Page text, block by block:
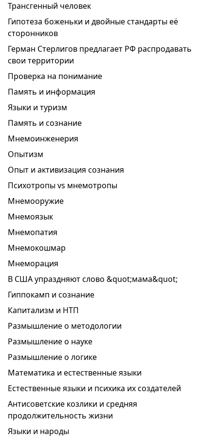
Трансгенный человек
Гипотеза боженьки и двойные стандарты её
сторонников
Герман Стерлигов предлагает РФ распродавать
свои территории
Проверка на понимание
Память и информация
Языки и туризм
Память и сознание
Мнемоинженерия
Опытизм
Опыт и активизация сознания
Психотропы vs мнемотропы
Мнемооружие
Мнемоязык
Мнемопатия
Мнемокошмар
Мнеморация
В США упраздняют слово &quot;мама&quot;
Гиппокамп и сознание
Капитализм и НТП
Размышление о методологии
Размышление о науке
Размышление о логике
Математика и естественные языки
Естественные языки и психика их создателей
Антисоветские козлики и средняя
продолжительность жизни
Языки и народы